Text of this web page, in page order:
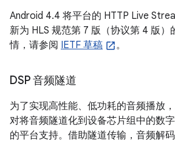
Android 4.4 将平台的 HTTP Live
新为 HLS 规范第 7 版（协议第 4 版
情，请参阅 IETF 草稿 。
DSP 音频隧道
为了实现高性能、低功耗的音频播放，
对将音频隧道化到设备芯片组中的数
的平台支持。借助隧道传输，音频解